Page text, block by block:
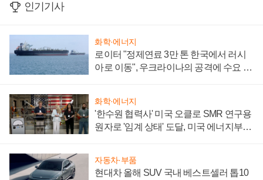
인기기사
화학·에너지
로이터 "정제연료 3만 톤 한국에서 러시
아로 이동", 우크라이나의 공격에 수요 늘
화학·에너지
'한수원 협력사' 미국 오클로 SMR 연구용
원자로 '임계 상태' 도달, 미국 에너지부
자동차·부품
현대차 올해 SUV 국내 베스트셀러 톱10